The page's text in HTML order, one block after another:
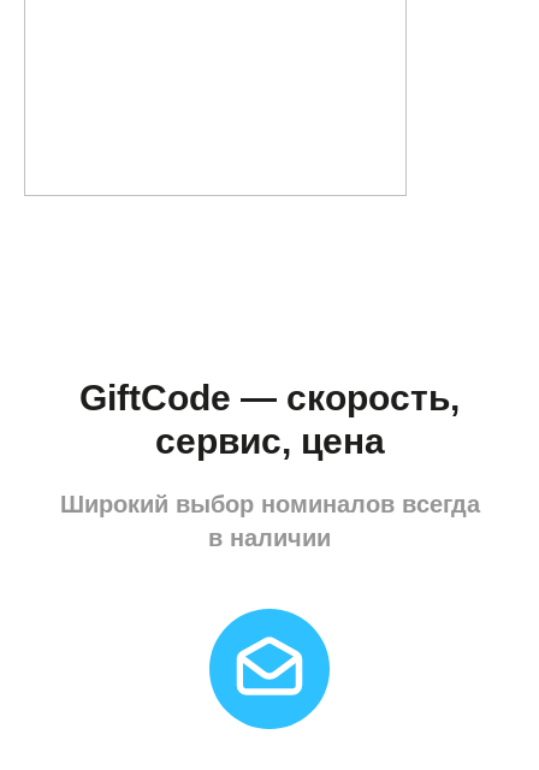
GiftCode — скорость,
сервис, цена
Широкий выбор номиналов всегда
в наличии